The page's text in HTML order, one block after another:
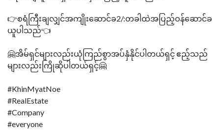
👉စရံကြီးချလျှင်အကျိုးဆောင်ခ2/:တခါထဲအပြည့်ဝန်ဆောင်ခ
ယူပါသည်👈
🤗အိမ်ရှင်များလည်းယုံကြည်စွာအပ်နှံနိုင်ပါတယ်ရှင့် ဧည့်သည်
များလည်းကြိုဆိုပါတယ်ရှင့်🤗
#KhinMyatNoe
#RealEstate
#Company
#everyone